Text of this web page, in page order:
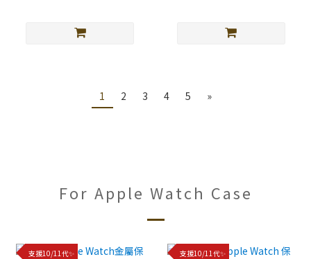
1 2 3 4 5 »
For Apple Watch Case
支援10/11代✨ 支援10/11代✨